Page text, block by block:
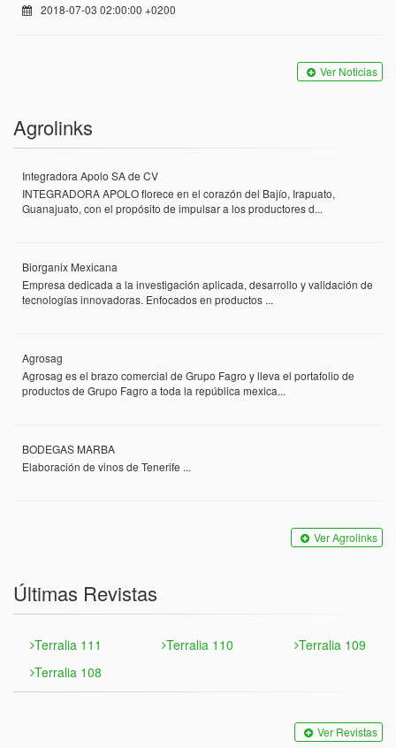
2018-07-03 02:00:00 +0200
Ver Noticias
Agrolinks
Integradora Apolo SA de CV
INTEGRADORA APOLO florece en el corazón del Bajío, Irapuato,
Guanajuato, con el propósito de impulsar a los productores d...
Biorganix Mexicana
Empresa dedicada a la investigación aplicada, desarrollo y validación de
tecnologías innovadoras. Enfocados en productos ...
Agrosag
Agrosag es el brazo comercial de Grupo Fagro y lleva el portafolio de
productos de Grupo Fagro a toda la república mexica...
BODEGAS MARBA
Elaboración de vinos de Tenerife ...
Ver Agrolinks
Últimas Revistas
Terralia 111 Terralia 110
Terralia 109
Terralia 108
Ver Revistas